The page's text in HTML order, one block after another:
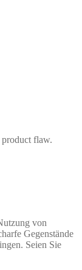
product flaw.
von
Gegenstände
Seien Sie